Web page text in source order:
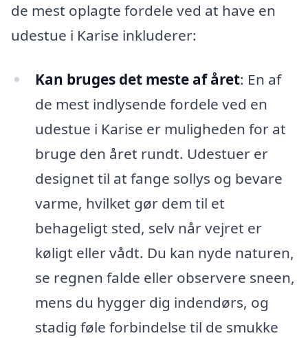
de mest oplagte fordele ved at have en
udestue i Karise inkluderer:
Kan bruges det meste af året: En af
de mest indlysende fordele ved en
udestue i Karise er muligheden for at
bruge den året rundt. Udestuer er
designet til at fange sollys og bevare
varme, hvilket gør dem til et
behageligt sted, selv når vejret er
køligt eller vådt. Du kan nyde naturen,
se regnen falde eller observere sneen,
mens du hygger dig indendørs, og
stadig føle forbindelse til de smukke